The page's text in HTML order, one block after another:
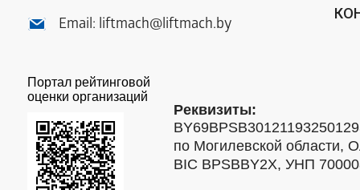
Email: liftmach@liftmach.by
Портал рейтинговой
оценки организаций
Реквизиты:
по Могилевской области,
BIC BPSBBY2X, УНП